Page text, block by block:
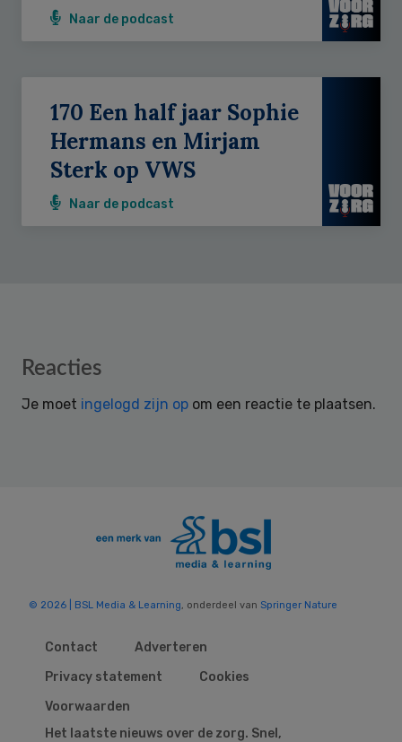
Naar de podcast
170 Een half jaar Sophie
Hermans en Mirjam
Sterk op VWS
Naar de podcast
Reader
Reacties
Je moet ingelogd zijn op om een reactie te plaatsen.
© 2026 | BSL Media & Learning, onderdeel van Springer Nature
Contact
Adverteren
Privacy statement
Cookies
Voorwaarden
Het laatste nieuws over de zorg. Snel,